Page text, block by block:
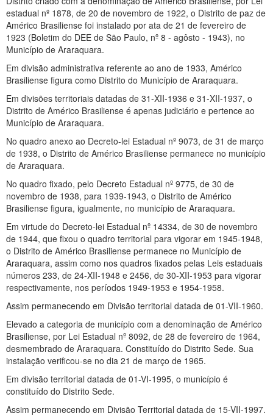
estadual nº 1878, de 20 de novembro de 1922, o Distrito de paz de
Américo Brasiliense foi instalado por ata de 21 de fevereiro de
1923 (Boletim do DEE de São Paulo, nº 8 - agôsto - 1943), no
Município de Araraquara.
Em divisão administrativa referente ao ano de 1933, Américo
Brasiliense figura como Distrito do Município de Araraquara.
Em divisões territoriais datadas de 31-XII-1936 e 31-XII-1937, o
Distrito de Américo Brasiliense é apenas judiciário e pertence ao
Município de Araraquara.
No quadro anexo ao Decreto-lei Estadual nº 9073, de 31 de março
de 1938, o Distrito de Américo Brasiliense permanece no município
de Araraquara.
No quadro fixado, pelo Decreto Estadual nº 9775, de 30 de
novembro de 1938, para 1939-1943, o Distrito de Américo
Brasiliense figura, igualmente, no município de Araraquara.
Em virtude do Decreto-lei Estadual nº 14334, de 30 de novembro
de 1944, que fixou o quadro territorial para vigorar em 1945-1948,
o Distrito de Américo Brasiliense permanece no Município de
Araraquara, assim como nos quadros fixados pelas Leis estaduais
números 233, de 24-XII-1948 e 2456, de 30-XII-1953 para vigorar
respectivamente, nos períodos 1949-1953 e 1954-1958.
Assim permanecendo em Divisão territorial datada de 01-VII-1960.
Elevado a categoria de município com a denominação de Américo
Brasiliense, por Lei Estadual nº 8092, de 28 de fevereiro de 1964,
desmembrado de Araraquara. Constituído do Distrito Sede. Sua
instalação verificou-se no dia 21 de março de 1965.
Em divisão territorial datada de 01-VI-1995, o município é
constituído do Distrito Sede.
Assim permanecendo em Divisão Territorial datada de 15-VII-1997.